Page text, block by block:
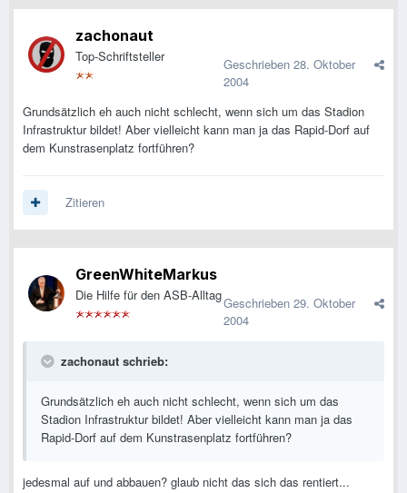
zachonaut
Top-Schriftsteller Geschrieben 28. Oktober
2004
Grundsätzlich eh auch nicht schlecht, wenn sich um das Stadion
Infrastruktur bildet! Aber vielleicht kann man ja das Rapid-Dorf auf
dem Kunstrasenplatz fortführen?
Zitieren
GreenWhiteMarkus
Die Hilfe für den ASB-AlltagGeschrieben 29. Oktober
2004
zachonaut schrieb:
Grundsätzlich eh auch nicht schlecht, wenn sich um das
Stadion Infrastruktur bildet! Aber vielleicht kann man ja das
Rapid-Dorf auf dem Kunstrasenplatz fortführen?
jedesmal auf und abbauen? glaub nicht das sich das rentiert...